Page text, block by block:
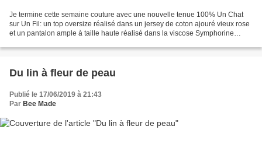
Je termine cette semaine couture avec une nouvelle tenue 100% Un Chat
sur Un Fil: un top oversize réalisé dans un jersey de coton ajouré vieux rose
et un pantalon ample à taille haute réalisé dans la viscose Symphorine
Du lin à fleur de peau
Publié le 17/06/2019 à 21:43
Par Bee Made